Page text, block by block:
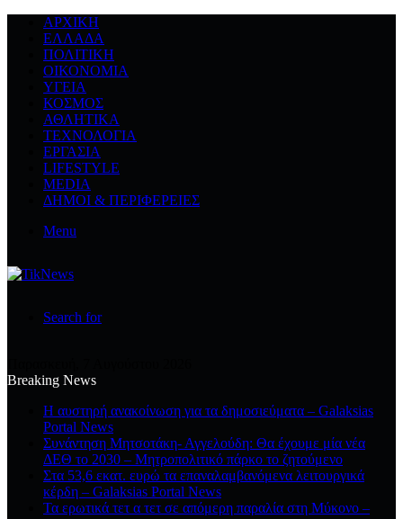
ΑΡΧΙΚΉ
ΕΛΛΆΔΑ
ΠΟΛΙΤΙΚΉ
ΟΙΚΟΝΟΜΊΑ
ΥΓΕΊΑ
ΚΌΣΜΟΣ
ΑΘΛΗΤΙΚΆ
ΤΕΧΝΟΛΟΓΙΆ
ΕΡΓΑΣΊΑ
LIFESTYLE
MEDIA
ΔΉΜΟΙ & ΠΕΡΙΦΈΡΕΙΕΣ
Menu
Search for
Breaking News
Η αυστηρή ανακοίνωση για τα δημοσιεύματα – Galaksias
Portal News
Συνάντηση Μητσοτάκη- Αγγελούδη: Θα έχουμε μία νέα
ΔΕΘ το 2030 – Μητροπολιτικό πάρκο το ζητούμενο
Στα 53,6 εκατ. ευρώ τα επαναλαμβανόμενα λειτουργικά
κέρδη – Galaksias Portal News
Τα ερωτικά τετ α τετ σε απόμερη παραλία στη Μύκονο –